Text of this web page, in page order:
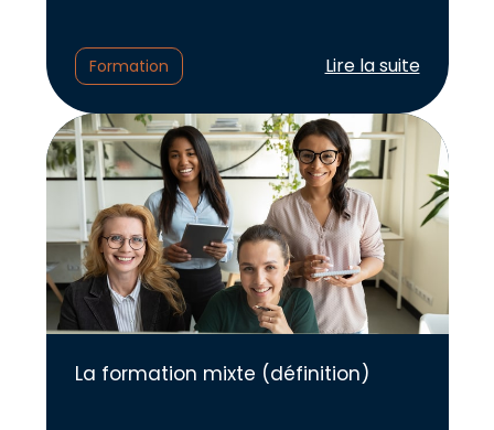
Formation Lire l'article :
Lire la suite
La formation mixte (définition)